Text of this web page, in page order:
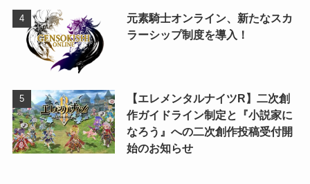
元素騎士オンライン、新たなスカ
ラーシップ制度を導入！
【エレメンタルナイツR】二次創
作ガイドライン制定と『小説家に
なろう』への二次創作投稿受付開
始のお知らせ